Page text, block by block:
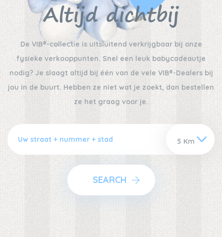
Altijd dichtbij
De VIB®-collectie is uitsluitend verkrijgbaar bij onze
fysieke verkooppunten. Snel een leuk babycadeautje
nodig? Je slaagt altijd bij één van de vele VIB®-Dealers bij
jou in de buurt. Hebben ze niet wat je zoekt, dan bestellen
ze het graag voor je.
SEARCH